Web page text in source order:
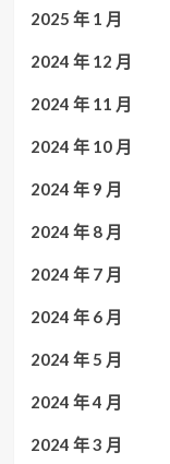
2025 年 1 月
2024 年 12 月
2024 年 11 月
2024 年 10 月
2024 年 9 月
2024 年 8 月
2024 年 7 月
2024 年 6 月
2024 年 5 月
2024 年 4 月
2024 年 3 月